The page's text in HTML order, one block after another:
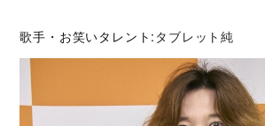
歌手・お笑いタレント:タブレット純